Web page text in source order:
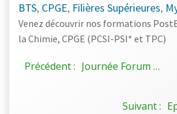
BTS, CPGE, Filières Supérieures,
Venez découvrir nos formations
la Chimie, CPGE (PCSI-PSI* et TPC)
Précédent : Journée Forum des métiers
Suivant :